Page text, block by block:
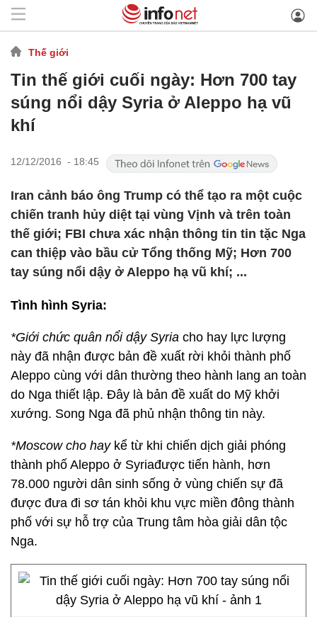
Thế giới
Tin thế giới cuối ngày: Hơn 700 tay
súng nổi dậy Syria ở Aleppo hạ vũ
khí
12/12/2016 - 18:45
Iran cảnh báo ông Trump có thể tạo ra một cuộc
chiến tranh hủy diệt tại vùng Vịnh và trên toàn
thế giới; FBI chưa xác nhận thông tin tin tặc Nga
can thiệp vào bầu cử Tổng thống Mỹ; Hơn 700
tay súng nổi dậy ở Aleppo hạ vũ khí; ...
Tình hình Syria:
*Giới chức quân nổi dậy Syria cho hay lực lượng
này đã nhận được bản đề xuất rời khỏi thành phố
Aleppo cùng với dân thường theo hành lang an toàn
do Nga thiết lập. Đây là bản đề xuất do Mỹ khởi
xướng. Song Nga đã phủ nhận thông tin này.
*Moscow cho haykể từ khi chiến dịch giải phóng
thành phố Aleppo ở Syriađược tiến hành, hơn
78.000 người dân sinh sống ở vùng chiến sự đã
được đưa đi sơ tán khỏi khu vực miền đông thành
phố với sự hỗ trợ của Trung tâm hòa giải dân tộc
Nga.